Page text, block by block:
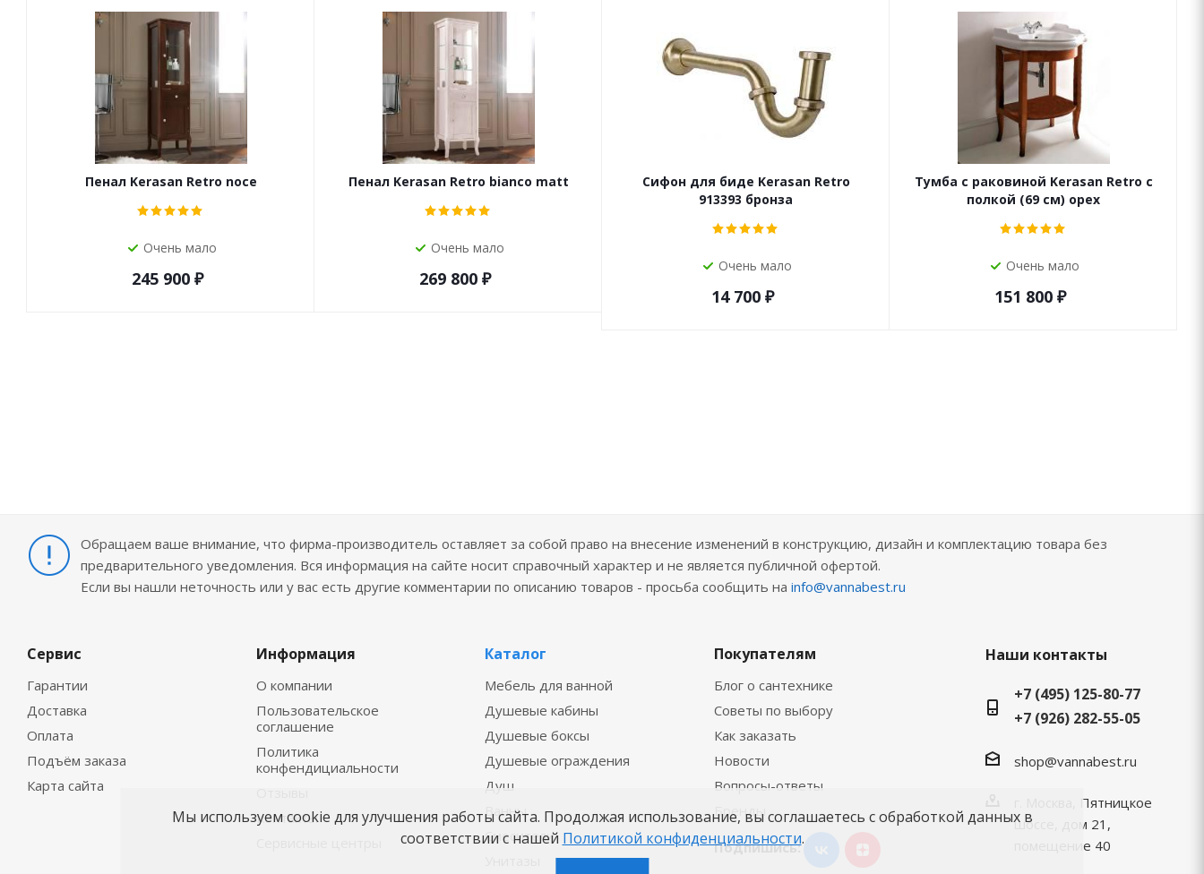
Пенал Kerasan Retro noce
Очень мало
245 900 ₽
Пенал Kerasan Retro bianco matt
Очень мало
269 800 ₽
Сифон для биде Kerasan Retro
913393 бронза
Очень мало
14 700 ₽
Тумба с раковиной Kerasan Retro с
полкой (69 см) орех
Очень мало
151 800 ₽
Обращаем ваше внимание, что фирма-производитель оставляет за собой право на внесение изменений в конструкцию, дизайн и комплектацию товара без
предварительного уведомления. Вся информация на сайте носит справочный характер и не является публичной офертой.
Если вы нашли неточность или у вас есть другие комментарии по описанию товаров - просьба сообщить на info@vannabest.ru
Сервис
Гарантии
Доставка
Оплата
Подъём заказа
Карта сайта
Информация
О компании
Пользовательское
соглашение
Политика
конфендициальности
Контакты
Каталог
Мебель для ванной
Душевые кабины
Душевые боксы
Душевые ограждения
Душ
Ванны
Смесители
Покупателям
Блог о сантехнике
Советы по выбору
Как заказать
Новости
Вопросы-ответы
Бренды
Подпишись:
Наши контакты
+7 (495) 125-80-77
+7 (926) 282-55-05
shop@vannabest.ru
г. Москва, Пятницкое
шоссе, дом 21,
помещение 40
Мы используем cookie для улучшения работы сайта. Продолжая использование, вы соглашаетесь с обработкой данных в
соответствии с нашей Политикой конфиденциальности.